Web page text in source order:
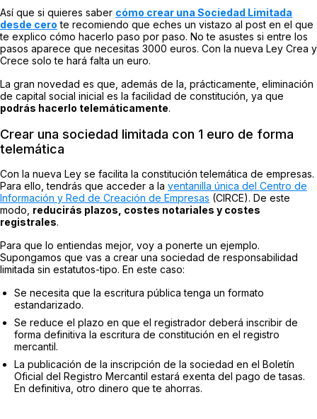
Así que si quieres saber cómo crear una Sociedad Limitada
desde cero te recomiendo que eches un vistazo al post en el que
te explico cómo hacerlo paso por paso. No te asustes si entre los
pasos aparece que necesitas 3000 euros. Con la nueva Ley Crea y
Crece solo te hará falta un euro.
La gran novedad es que, además de la, prácticamente, eliminación
de capital social inicial es la facilidad de constitución, ya que
podrás hacerlo telemáticamente.
Crear una sociedad limitada con 1 euro de forma
telemática
Con la nueva Ley se facilita la constitución telemática de empresas.
Para ello, tendrás que acceder a la ventanilla única del Centro de
Información y Red de Creación de Empresas (CIRCE). De este
modo, reducirás plazos, costes notariales y costes
registrales.
Para que lo entiendas mejor, voy a ponerte un ejemplo.
Supongamos que vas a crear una sociedad de responsabilidad
limitada sin estatutos-tipo. En este caso:
Se necesita que la escritura pública tenga un formato
estandarizado.
Se reduce el plazo en que el registrador deberá inscribir de
forma definitiva la escritura de constitución en el registro
mercantil.
La publicación de la inscripción de la sociedad en el Boletín
Oficial del Registro Mercantil estará exenta del pago de tasas.
En definitiva, otro dinero que te ahorras.